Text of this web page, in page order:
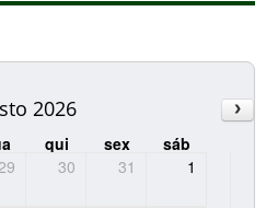
2026
qui sex
sáb
29 30 31 1